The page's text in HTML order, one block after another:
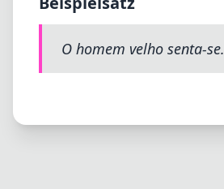
O homem velho senta-se.